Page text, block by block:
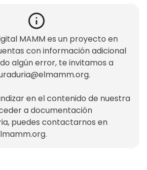
MAMM es un proyecto en
con información adicional
algún error, te invitamos a
.
en el contenido de nuestra
a documentación
puedes contactarnos en
.